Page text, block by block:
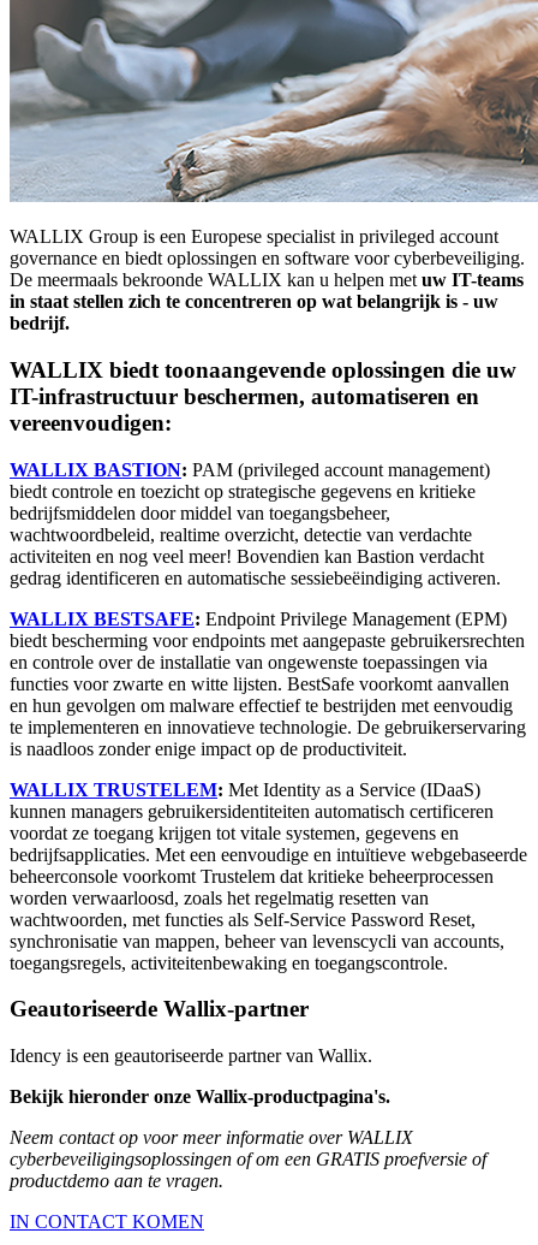
WALLIX Group is een Europese specialist in privileged account
governance en biedt oplossingen en software voor cyberbeveiliging.
De meermaals bekroonde WALLIX kan u helpen met uw IT-teams
in staat stellen zich te concentreren op wat belangrijk is - uw
bedrijf.
WALLIX biedt toonaangevende oplossingen die uw
IT-infrastructuur beschermen, automatiseren en
vereenvoudigen:
WALLIX BASTION: PAM (privileged account management)
biedt controle en toezicht op strategische gegevens en kritieke
bedrijfsmiddelen door middel van toegangsbeheer,
wachtwoordbeleid, realtime overzicht, detectie van verdachte
activiteiten en nog veel meer! Bovendien kan Bastion verdacht
gedrag identificeren en automatische sessiebeëindiging activeren.
WALLIX BESTSAFE: Endpoint Privilege Management (EPM)
biedt bescherming voor endpoints met aangepaste gebruikersrechten
en controle over de installatie van ongewenste toepassingen via
functies voor zwarte en witte lijsten. BestSafe voorkomt aanvallen
en hun gevolgen om malware effectief te bestrijden met eenvoudig
te implementeren en innovatieve technologie. De gebruikerservaring
is naadloos zonder enige impact op de productiviteit.
WALLIX TRUSTELEM: Met Identity as a Service (IDaaS)
kunnen managers gebruikersidentiteiten automatisch certificeren
voordat ze toegang krijgen tot vitale systemen, gegevens en
bedrijfsapplicaties. Met een eenvoudige en intuïtieve webgebaseerde
beheerconsole voorkomt Trustelem dat kritieke beheerprocessen
worden verwaarloosd, zoals het regelmatig resetten van
wachtwoorden, met functies als Self-Service Password Reset,
synchronisatie van mappen, beheer van levenscycli van accounts,
toegangsregels, activiteitenbewaking en toegangscontrole.
Geautoriseerde Wallix-partner
Idency is een geautoriseerde partner van Wallix.
Bekijk hieronder onze Wallix-productpagina's.
Neem contact op voor meer informatie over WALLIX
cyberbeveiligingsoplossingen of om een GRATIS proefversie of
productdemo aan te vragen.
IN CONTACT KOMEN